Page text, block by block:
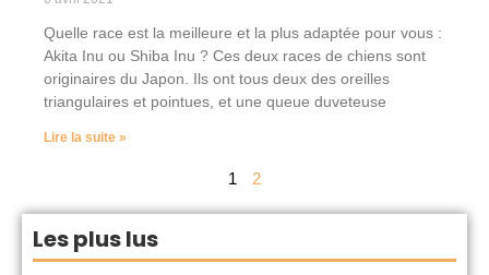
Quelle race est la meilleure et la plus adaptée pour vous :
Akita Inu ou Shiba Inu ? Ces deux races de chiens sont
originaires du Japon. Ils ont tous deux des oreilles
triangulaires et pointues, et une queue duveteuse
Lire la suite »
1 2
Les plus lus